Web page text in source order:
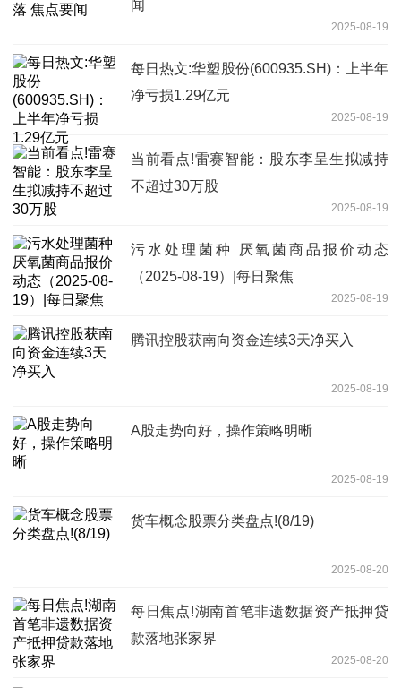
闻
2025-08-19
每日热文:华塑股份(600935.SH)：上半年
净亏损1.29亿元
2025-08-19
当前看点!雷赛智能：股东李呈生拟减持
不超过30万股
2025-08-19
污水处理菌种 厌氧菌商品报价动态
（2025-08-19）|每日聚焦
2025-08-19
腾讯控股获南向资金连续3天净买入
2025-08-19
A股走势向好，操作策略明晰
2025-08-19
货车概念股票分类盘点!(8/19)
2025-08-20
每日焦点!湖南首笔非遗数据资产抵押贷
款落地张家界
2025-08-20